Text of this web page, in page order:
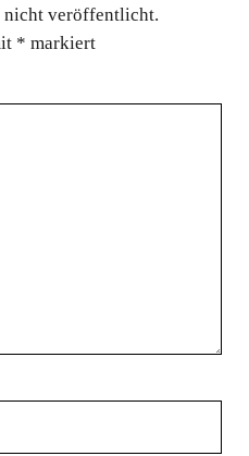
nicht veröffentlicht.
* markiert